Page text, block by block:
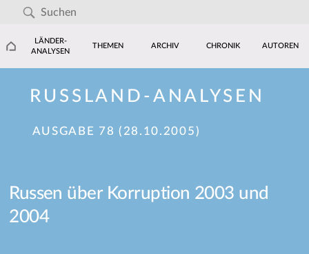
LÄNDER-
ANALYSEN
THEMEN ARCHIV CHRONIK AUTOREN
RUSSLAND-ANALYSEN
AUSGABE 78 (28.10.2005)
Russen über Korruption 2003 und
2004